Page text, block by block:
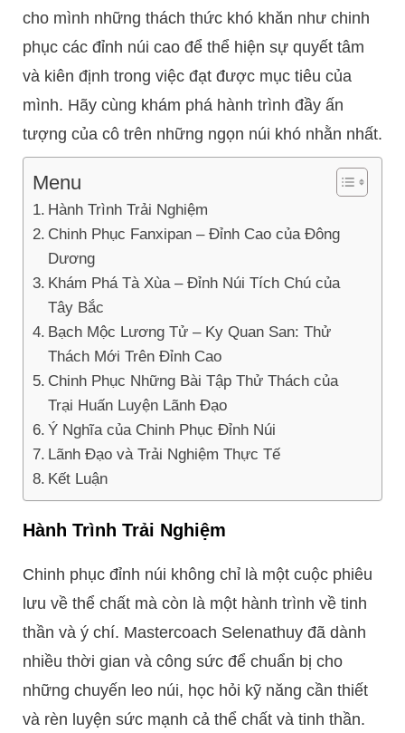
cho mình những thách thức khó khăn như chinh
phục các đỉnh núi cao để thể hiện sự quyết tâm
và kiên định trong việc đạt được mục tiêu của
mình. Hãy cùng khám phá hành trình đầy ấn
tượng của cô trên những ngọn núi khó nhằn nhất.
Menu
Hành Trình Trải Nghiệm
Chinh Phục Fanxipan – Đỉnh Cao của Đông
Dương
Khám Phá Tà Xùa – Đỉnh Núi Tích Chú của
Tây Bắc
Bạch Mộc Lương Tử – Ky Quan San: Thử
Thách Mới Trên Đỉnh Cao
Chinh Phục Những Bài Tập Thử Thách của
Trại Huấn Luyện Lãnh Đạo
Ý Nghĩa của Chinh Phục Đỉnh Núi
Lãnh Đạo và Trải Nghiệm Thực Tế
Kết Luận
Hành Trình Trải Nghiệm
Chinh phục đỉnh núi không chỉ là một cuộc phiêu
lưu về thể chất mà còn là một hành trình về tinh
thần và ý chí. Mastercoach Selenathuy đã dành
nhiều thời gian và công sức để chuẩn bị cho
những chuyến leo núi, học hỏi kỹ năng cần thiết
và rèn luyện sức mạnh cả thể chất và tinh thần.